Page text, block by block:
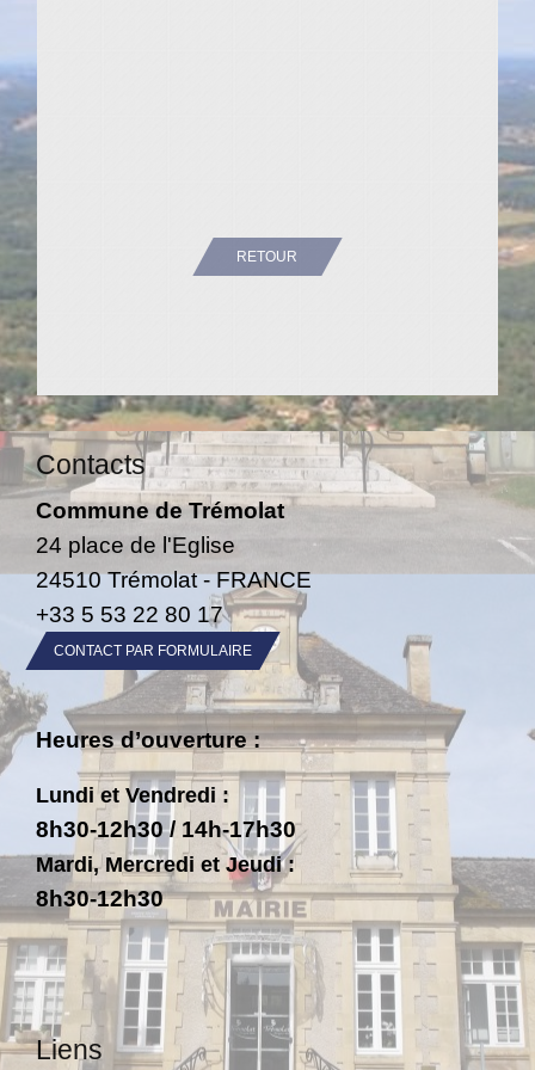
RETOUR
Contacts
Commune de Trémolat
24 place de l'Eglise
24510 Trémolat - FRANCE
+33 5 53 22 80 17
CONTACT PAR FORMULAIRE
Heures d’ouverture :
Lundi et Vendredi :
8h30-12h30 / 14h-17h30
Mardi, Mercredi et Jeudi :
8h30-12h30
Liens